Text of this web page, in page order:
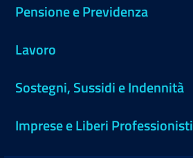
Pensione e Previdenza
Lavoro
Sostegni, Sussidi e Indennità
Imprese e Liberi Professionisti